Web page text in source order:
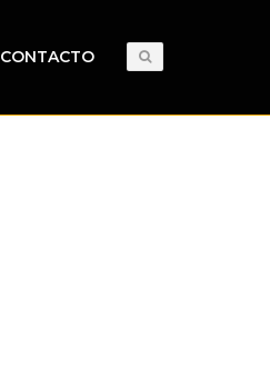
CONTACTO